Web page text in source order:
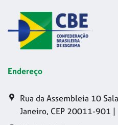
Endereço
Rua da Assembleia 10
Janeiro, CEP 20011-901 |